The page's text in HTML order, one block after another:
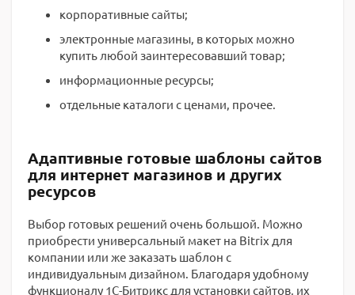
корпоративные сайты;
электронные магазины, в которых можно
купить любой заинтересовавший товар;
информационные ресурсы;
отдельные каталоги с ценами, прочее.
Адаптивные готовые шаблоны сайтов
для интернет магазинов и других
ресурсов
Выбор готовых решений очень большой. Можно
приобрести универсальный макет на Bitrix для
компании или же заказать шаблон с
индивидуальным дизайном. Благодаря удобному
функционалу 1С-Битрикс для установки сайтов, их